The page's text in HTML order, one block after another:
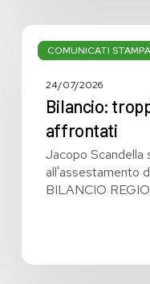
COMUNICATI STAMPA
Bilancio:
troppi
grandi
affrontati
24/07/2026
Bilancio:
affrontati
Jacopo Scandella
all'assestamento
BILANCIO